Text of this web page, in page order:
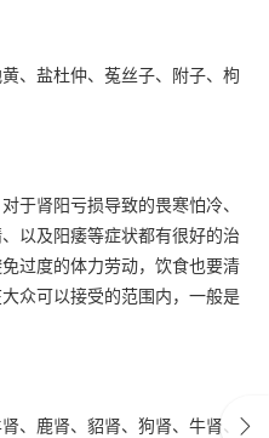
、盐杜仲、菟丝子、附子、枸
于肾阳亏损导致的畏寒怕冷、
以及阳痿等症状都有很好的治
过度的体力劳动，饮食也要清
众可以接受的范围内，一般是
、鹿肾、貂肾、狗肾、牛肾、